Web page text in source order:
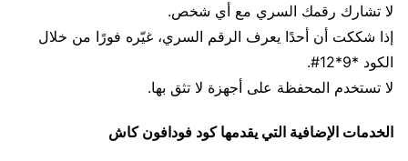
لا تشارك رقمك السري مع أي شخص.
إذا شككت أن أحدًا يعرف الرقم السري، غيّره فورًا من خلال
الكود *9*12#.
لا تستخدم المحفظة على أجهزة لا تثق بها.
الخدمات الإضافية التي يقدمها كود فودافون كاش